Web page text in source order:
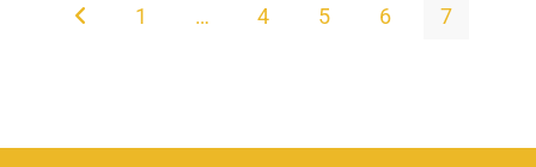
Go to the previous page
1 … 4 5 6 7